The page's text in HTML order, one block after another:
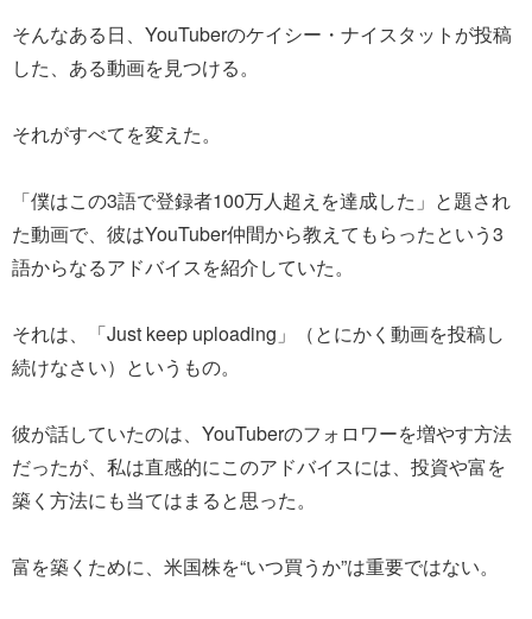
そんなある日、YouTuberのケイシー・ナイスタットが投稿
した、ある動画を見つける。
それがすべてを変えた。
「僕はこの3語で登録者100万人超えを達成した」と題され
た動画で、彼はYouTuber仲間から教えてもらったという3
語からなるアドバイスを紹介していた。
それは、「Just keep uploading」（とにかく動画を投稿し
続けなさい）というもの。
彼が話していたのは、YouTuberのフォロワーを増やす方法
だったが、私は直感的にこのアドバイスには、投資や富を
築く方法にも当てはまると思った。
富を築くために、米国株を“いつ買うか”は重要ではない。